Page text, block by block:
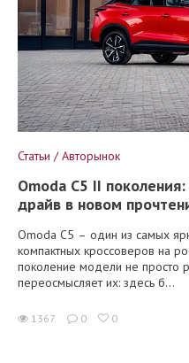
Статьи / Авторынок
Omoda C5 II
драйв в новом
Omoda C5 – один из самых
компактных кроссоверов на
поколение модели не просто
переосмысляет их: здесь б...
1367 0 0